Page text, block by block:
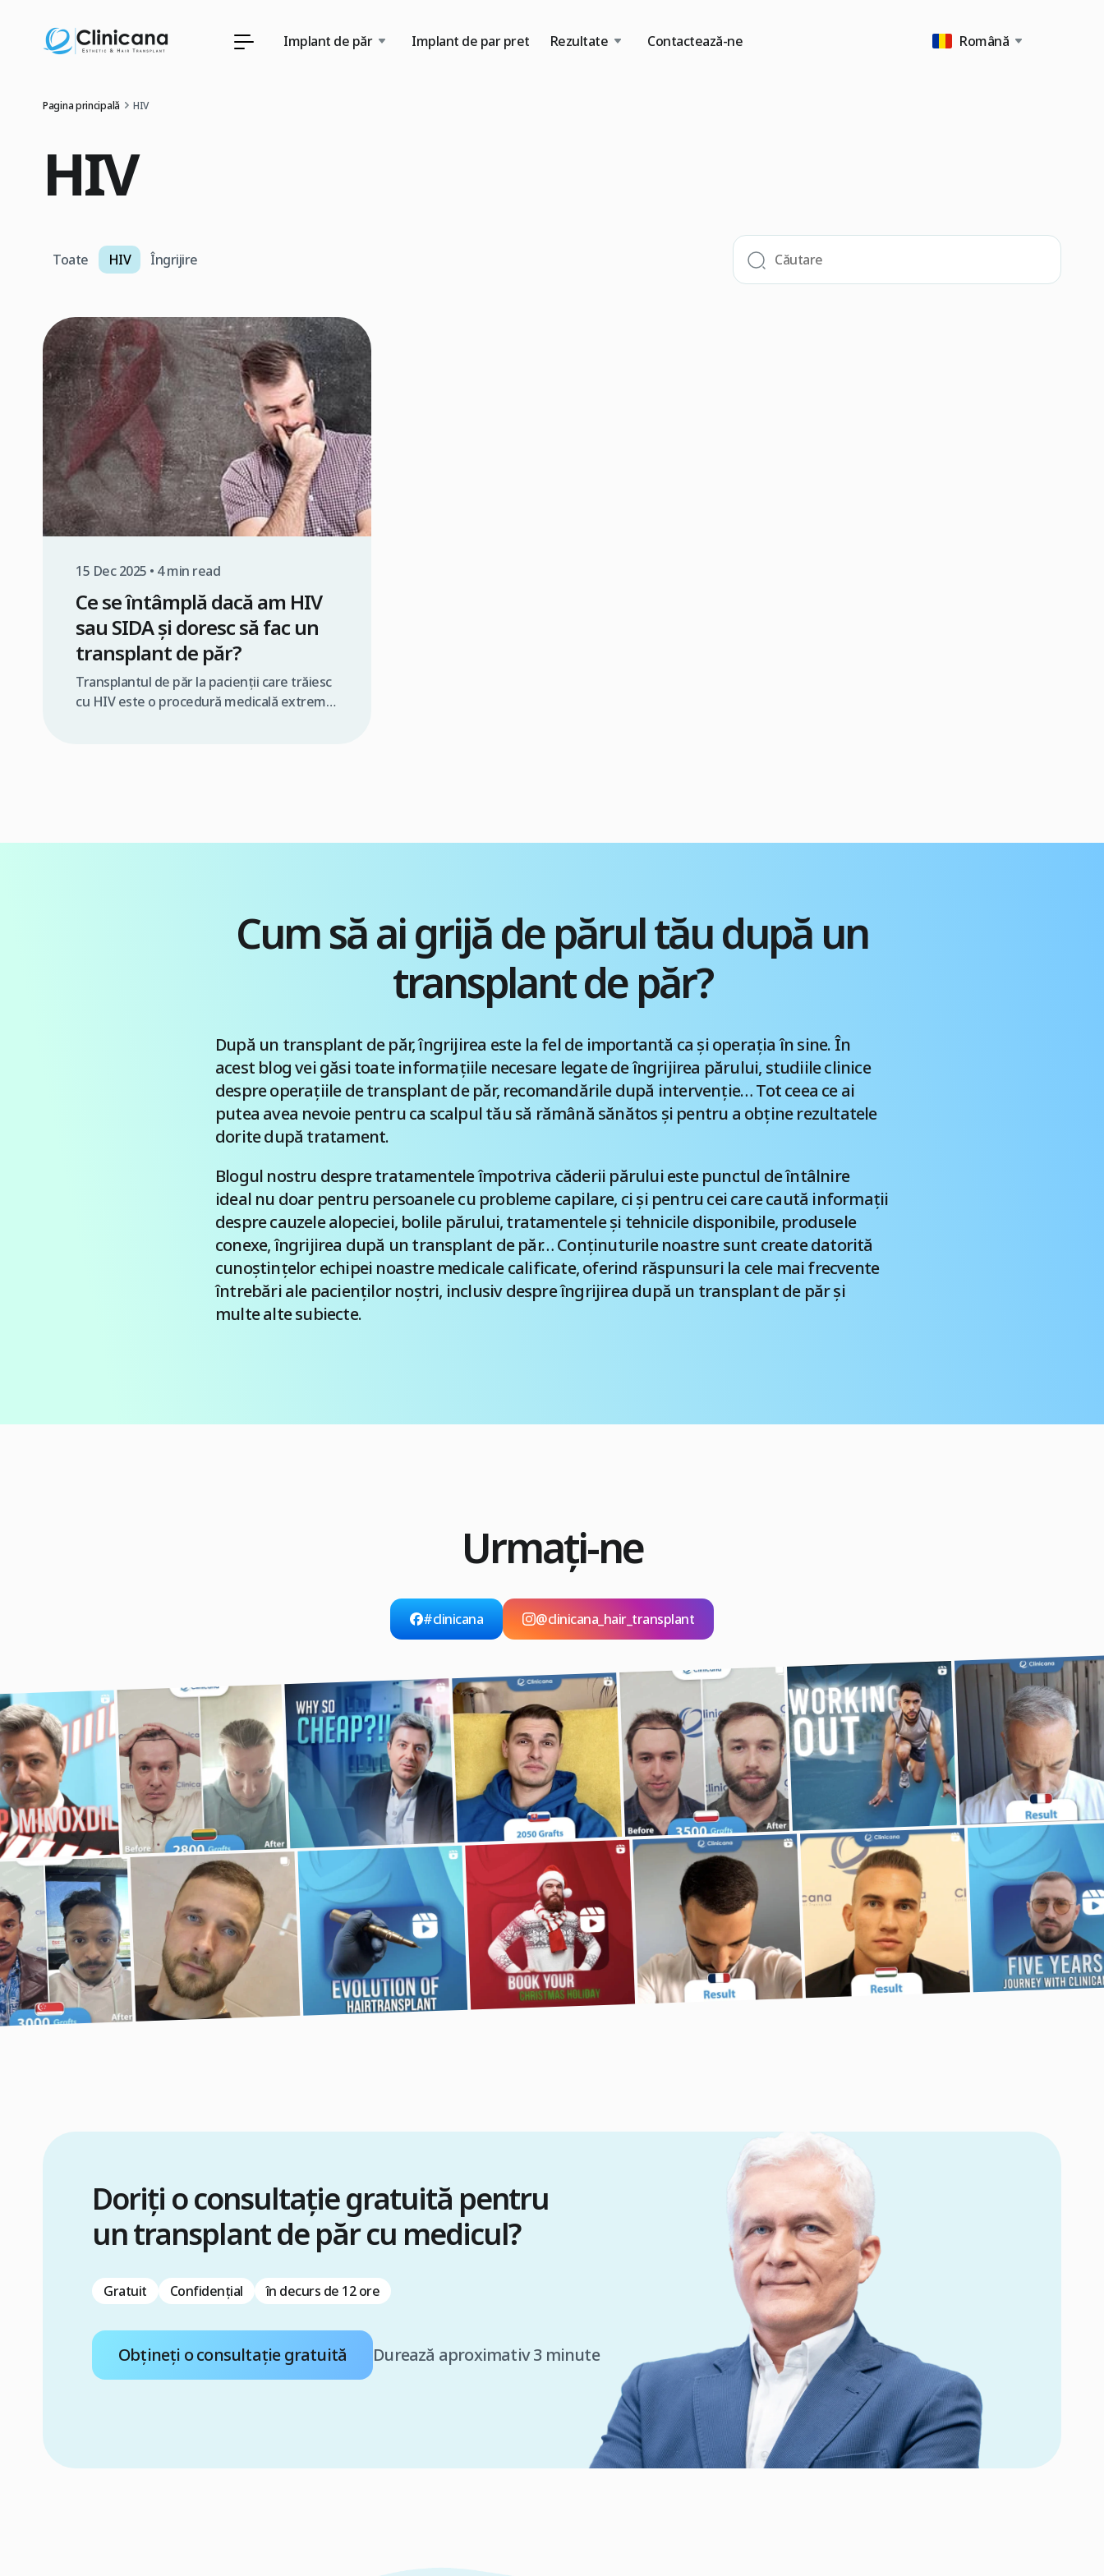
Implant de păr Implant de par pret Rezultate Contactează-ne Română
Pagina principală HIV
HIV
Toate HIV Îngrijire
15 Dec 2025 • 4 min read
Ce se întâmplă dacă am HIV
sau SIDA și doresc să fac un
transplant de păr?
Transplantul de păr la pacienții care trăiesc
cu HIV este o procedură medicală extrem
[…]
Cum să ai grijă de părul tău după un
transplant de păr?
După un transplant de păr, îngrijirea este la fel de importantă ca și operația în sine. În
acest blog vei găsi toate informațiile necesare legate de îngrijirea părului, studiile clinice
despre operațiile de transplant de păr, recomandările după intervenție… Tot ceea ce ai
putea avea nevoie pentru ca scalpul tău să rămână sănătos și pentru a obține rezultatele
dorite după tratament.
Blogul nostru despre tratamentele împotriva căderii părului este punctul de întâlnire
ideal nu doar pentru persoanele cu probleme capilare, ci și pentru cei care caută informații
despre cauzele alopeciei, bolile părului, tratamentele și tehnicile disponibile, produsele
conexe, îngrijirea după un transplant de păr… Conținuturile noastre sunt create datorită
cunoștințelor echipei noastre medicale calificate, oferind răspunsuri la cele mai frecvente
întrebări ale pacienților noștri, inclusiv despre îngrijirea după un transplant de păr și
multe alte subiecte.
Urmați-ne
#clinicana @clinicana_hair_transplant
Doriți o consultație gratuită pentru
un transplant de păr cu medicul?
Gratuit Confidențial în decurs de 12 ore
Obțineți o consultație gratuită Durează aproximativ 3 minute